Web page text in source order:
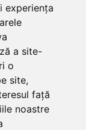
experiența
a site-
o
site,
față
noastre